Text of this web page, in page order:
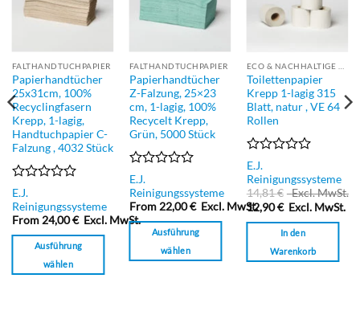
FALTHANDTUCHPAPIER
Papierhandtücher
25x31cm, 100%
Recyclingfasern
Krepp, 1-lagig,
Handtuchpapier C-
Falzung , 4032 Stück
Bewertet
mit
0
von
E.J.
Reinigungssysteme
From24,00€ Excl. MwSt.
Ausführung
wählen
FALTHANDTUCHPAPIER
Papierhandtücher
Z-Falzung, 25×23
cm, 1-lagig, 100%
Recycelt Krepp,
Grün, 5000 Stück
Bewertet
mit
0
von
5
E.J.
Reinigungssysteme
From22,00€ Excl. MwSt.
Ausführung
wählen
Toilettenpapier
Krepp 1-lagig 315
Blatt, natur , VE 64
Rollen
Bewertet
mit
0
von
5
E.J.
Reinigungssysteme
14,81€
Excl. MwSt.
12,90€ Excl. MwSt.
In den
Warenkorb